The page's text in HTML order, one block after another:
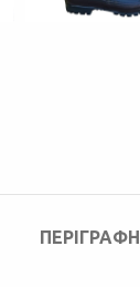
ΠΕΡΙΓΡΑΦΉ